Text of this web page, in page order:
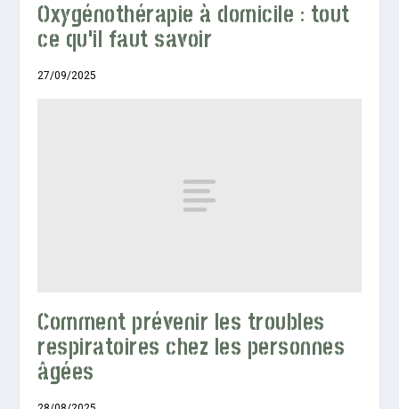
Oxygénothérapie à domicile : tout
ce qu’il faut savoir
27/09/2025
Comment prévenir les troubles
respiratoires chez les personnes
âgées